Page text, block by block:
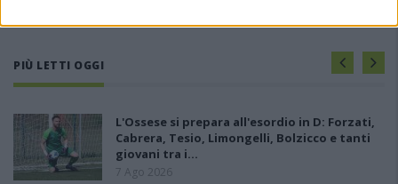
PIÙ LETTI OGGI
L'Ossese si prepara all'esordio in D: Forzati,
Cabrera, Tesio, Limongelli, Bolzicco e tanti
giovani tra i…
7 Ago 2026